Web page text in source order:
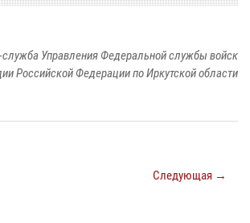
Управления Федеральной службы войск
Российской Федерации по Иркутской области
Следующая →